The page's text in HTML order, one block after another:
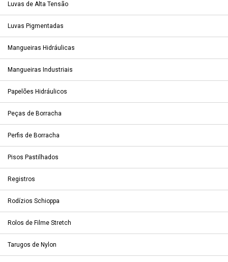
Luvas de Alta Tensão
Luvas Pigmentadas
Mangueiras Hidráulicas
Mangueiras Industriais
Papelões Hidráulicos
Peças de Borracha
Perfis de Borracha
Pisos Pastilhados
Registros
Rodízios Schioppa
Rolos de Filme Stretch
Tarugos de Nylon